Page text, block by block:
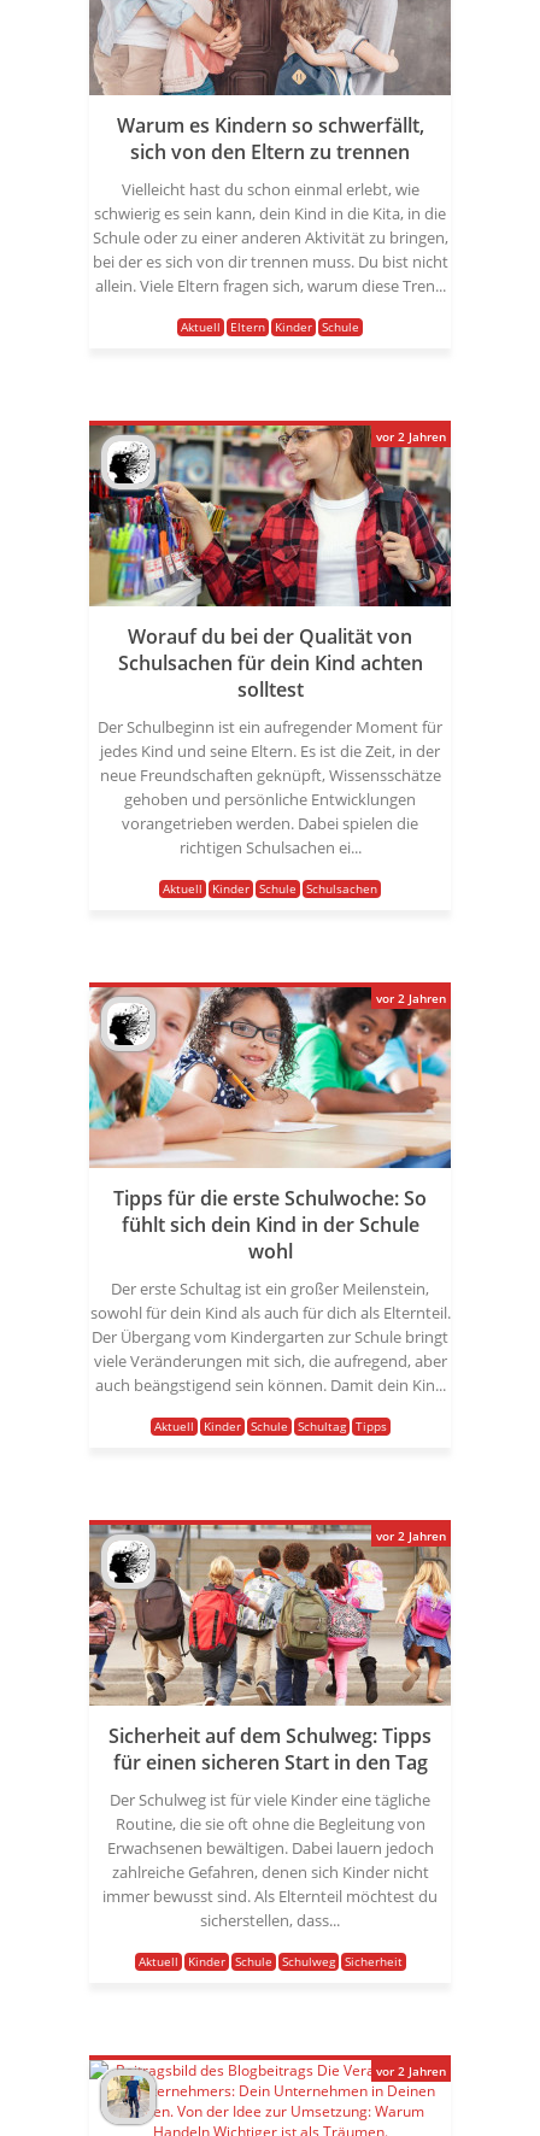
Warum es Kindern so schwerfällt,
sich von den Eltern zu trennen
Vielleicht hast du schon einmal erlebt, wie
schwierig es sein kann, dein Kind in die Kita, in die
Schule oder zu einer anderen Aktivität zu bringen,
bei der es sich von dir trennen muss. Du bist nicht
allein. Viele Eltern fragen sich, warum diese Tren...
Aktuell Eltern Kinder Schule
Worauf du bei der Qualität von
Schulsachen für dein Kind achten
solltest
Der Schulbeginn ist ein aufregender Moment für
jedes Kind und seine Eltern. Es ist die Zeit, in der
neue Freundschaften geknüpft, Wissensschätze
gehoben und persönliche Entwicklungen
vorangetrieben werden. Dabei spielen die
richtigen Schulsachen ei...
Aktuell Kinder Schule Schulsachen
vor 2 Jahren
Tipps für die erste Schulwoche: So
fühlt sich dein Kind in der Schule
wohl
Der erste Schultag ist ein großer Meilenstein,
sowohl für dein Kind als auch für dich als Elternteil.
Der Übergang vom Kindergarten zur Schule bringt
viele Veränderungen mit sich, die aufregend, aber
auch beängstigend sein können. Damit dein Kin...
Aktuell Kinder Schule Schultag Tipps
vor 2 Jahren
Sicherheit auf dem Schulweg: Tipps
für einen sicheren Start in den Tag
Der Schulweg ist für viele Kinder eine tägliche
Routine, die sie oft ohne die Begleitung von
Erwachsenen bewältigen. Dabei lauern jedoch
zahlreiche Gefahren, denen sich Kinder nicht
immer bewusst sind. Als Elternteil möchtest du
sicherstellen, dass...
Aktuell Kinder Schule Schulweg Sicherheit
vor 2 Jahren
vor 2 Jahren